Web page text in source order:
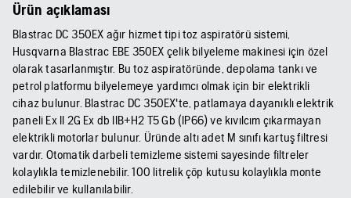
Ürün açıklaması
Blastrac DC 350EX ağır hizmet tipi toz aspiratörü sistemi,
Husqvarna Blastrac EBE 350EX çelik bilyeleme makinesi için özel
olarak tasarlanmıştır. Bu toz aspiratöründe, depolama tankı ve
petrol platformu bilyelemeye yardımcı olmak için bir elektrikli
cihaz bulunur. Blastrac DC 350EX'te, patlamaya dayanıklı elektrik
paneli Ex II 2G Ex db IIB+H2 T5 Gb (IP66) ve kıvılcım çıkarmayan
elektrikli motorlar bulunur. Üründe altı adet M sınıfı kartuş filtresi
vardır. Otomatik darbeli temizleme sistemi sayesinde filtreler
kolaylıkla temizlenebilir. 100 litrelik çöp kutusu kolaylıkla monte
edilebilir ve kullanılabilir.